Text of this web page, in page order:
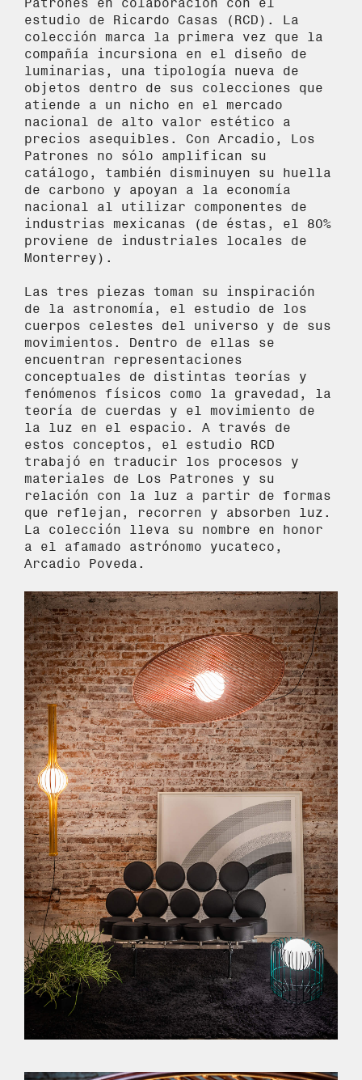
estudio de Ricardo Casas (RCD). La
colección marca la primera vez que la
compañía incursiona en el diseño de
luminarias, una tipología nueva de
objetos dentro de sus colecciones que
atiende a un nicho en el mercado
nacional de alto valor estético a
precios asequibles. Con Arcadio, Los
Patrones no sólo amplifican su
catálogo, también disminuyen su huella
de carbono y apoyan a la economía
nacional al utilizar componentes de
industrias mexicanas (de éstas, el 80%
proviene de industriales locales de
Monterrey).
Las tres piezas toman su inspiración
de la astronomía, el estudio de los
cuerpos celestes del universo y de sus
movimientos. Dentro de ellas se
encuentran representaciones
conceptuales de distintas teorías y
fenómenos físicos como la gravedad, la
teoría de cuerdas y el movimiento de
la luz en el espacio. A través de
estos conceptos, el estudio RCD
trabajó en traducir los procesos y
materiales de Los Patrones y su
relación con la luz a partir de formas
que reflejan, recorren y absorben luz.
La colección lleva su nombre en honor
a el afamado astrónomo yucateco,
Arcadio Poveda.